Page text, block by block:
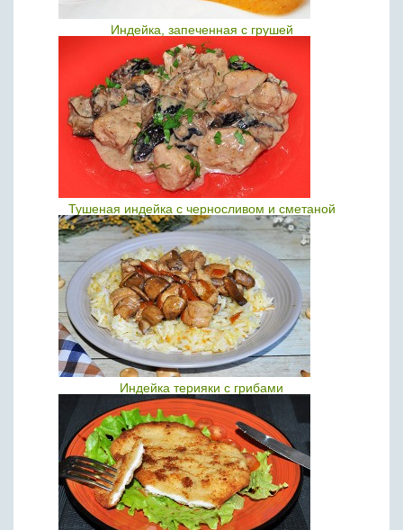
Индейка, запеченная с грушей
Тушеная индейка с черносливом и сметаной
Индейка терияки с грибами